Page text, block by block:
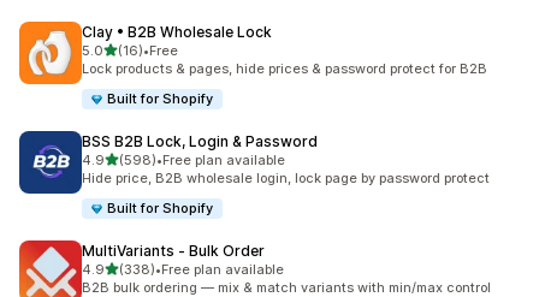
Clay • B2B Wholesale Lock
5.0별 5개 중
(16)
총 리뷰 16개
•Free
Lock products & pages, hide prices & password protect for B2B
Built for Shopify
BSS B2B Lock, Login & Password
4.9별 5개 중
(598)
총 리뷰 598개
•Free plan available
Hide price, B2B wholesale login, lock page by password protect
Built for Shopify
MultiVariants ‑ Bulk Order
4.9별 5개 중
(338)
총 리뷰 338개
•Free plan available
B2B bulk ordering — mix & match variants with min/max control